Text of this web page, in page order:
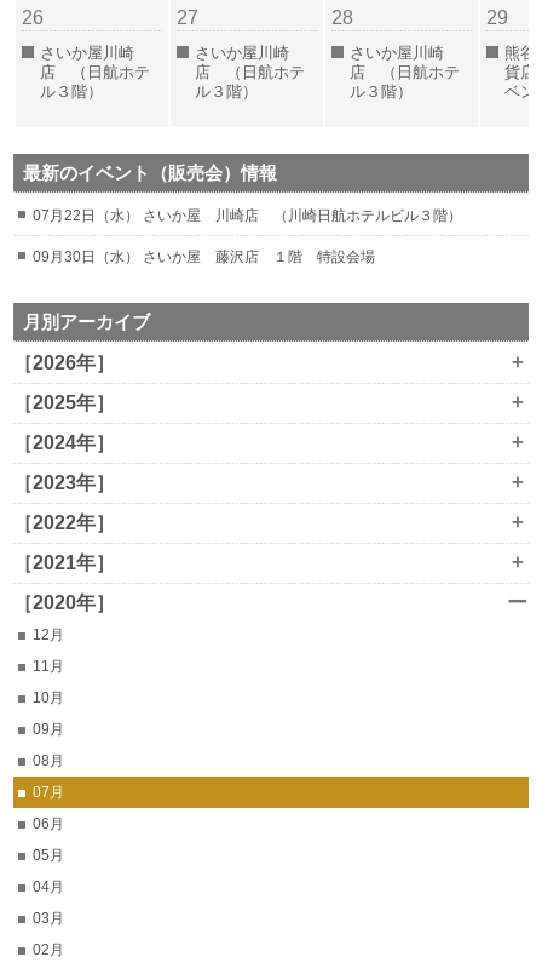
26
さいか屋川崎
店 （日航ホテ
ル３階）
27
さいか屋川崎
店 （日航ホテ
ル３階）
28
さいか屋川崎
店 （日航ホテ
ル３階）
29
熊
貨
ベン
最新のイベント（販売会）情報
07月22日（水） さいか屋 川崎店 （川崎日航ホテルビル３階）
09月30日（水） さいか屋 藤沢店 １階 特設会場
月別アーカイブ
［2026年］
+
［2025年］ +
［2024年］ +
［2023年］ +
［2022年］ +
［2021年］ +
［2020年］ ー
12月
11月
10月
09月
08月
07月
06月
05月
04月
03月
02月